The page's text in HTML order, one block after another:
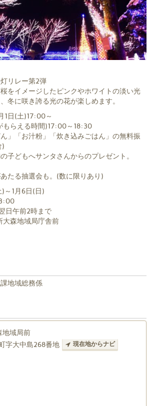
リレー第2弾
をイメージしたピンクやホワイトの淡い光
冬に咲き誇る光の花が楽しめます。
1日(土)17:00～
える時間)17:00～18:30
お汁粉」「炊き込みごはん」の無料振
)
もへサンタさんからのプレゼント。
抽選会も。(数に限りあり)
～1月6日(日)
日午前2時まで
大森地域局庁舎前
地域総務係
地域局前
字大中島268番地 現在地からナビ